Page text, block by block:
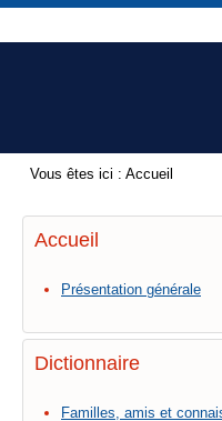
Vous êtes ici : Accueil
Accueil
Présentation générale
Dictionnaire
Familles, amis et